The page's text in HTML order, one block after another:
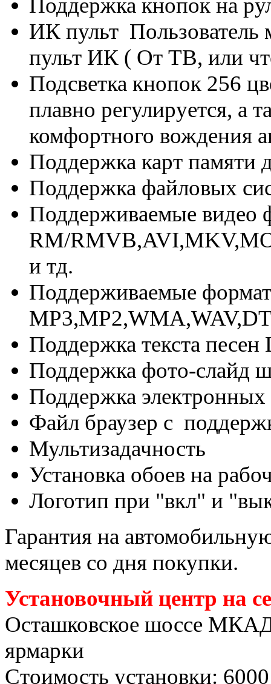
Поддержка кнопок на
ИК пульт Пользователь
пульт ИК ( От ТВ, или
Подсветка кнопок 256
плавно регулируется, а
комфортного вождения
Поддержка карт памяти
Поддержка файловых
Поддерживаемые видео
RM/
и тд.
Поддерживаемые
Поддержка текста песен
Поддержка фото-слайд
Поддержка
Файл браузер с
Мультизадачность
Установка обоев на
Логотип при "вкл" и
Гарантия на
месяцев со дня покупки.
Установочный центр на
Осташковское шоссе
ярмарки
Стоимость установки: